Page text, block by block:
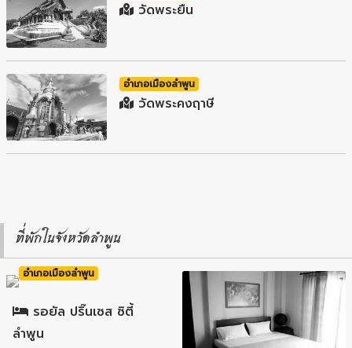
วัดพระยืน
อำเภอเมืองลำพูน
วัดพระคงฤาษี
ที่พักในจังหวัดลำพูน
อำเภอเมืองลำพูน
รอยัล ปริ๊นเซส ซิตี้
ลำพูน